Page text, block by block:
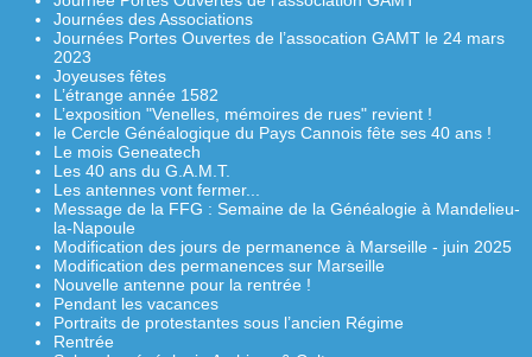
Journées des Associations
Journées Portes Ouvertes de l’assocation GAMT le 24 mars
2023
Joyeuses fêtes
L’étrange année 1582
L’exposition "Venelles, mémoires de rues" revient !
le Cercle Généalogique du Pays Cannois fête ses 40 ans !
Le mois Geneatech
Les 40 ans du G.A.M.T.
Les antennes vont fermer...
Message de la FFG : Semaine de la Généalogie à Mandelieu-
la-Napoule
Modification des jours de permanence à Marseille - juin 2025
Modification des permanences sur Marseille
Nouvelle antenne pour la rentrée !
Pendant les vacances
Portraits de protestantes sous l’ancien Régime
Rentrée